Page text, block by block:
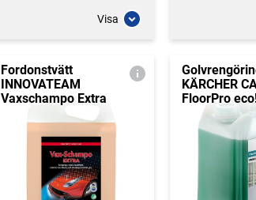
Visa
Fordonstvätt
INNOVATEAM
Vaxschampo Extra
KÄRCHER
FloorPro